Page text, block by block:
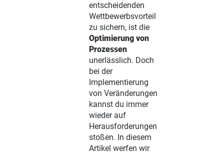
entscheidenden
Wettbewerbsvorteil
zu sichern, ist die
Optimierung von
Prozessen
unerlässlich. Doch
bei der
Implementierung
von Veränderungen
kannst du immer
wieder auf
Herausforderungen
stoßen. In diesem
Artikel werfen wir